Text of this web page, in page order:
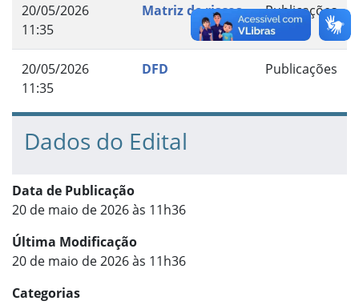
20/05/2026
11:35
Matriz de riscos Publicações
20/05/2026
11:35
DFD Publicações
Dados do Edital
Data de Publicação
20 de maio de 2026 às 11h36
Última Modificação
20 de maio de 2026 às 11h36
Categorias